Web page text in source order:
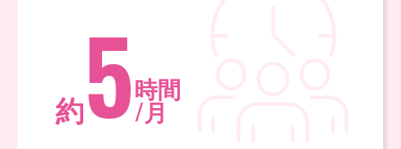
約5時間
/月